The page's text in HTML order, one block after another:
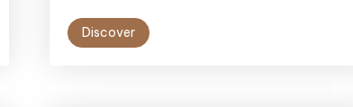
Discover